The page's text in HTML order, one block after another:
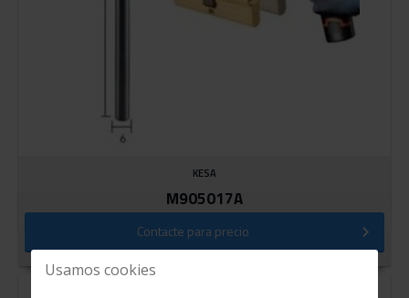
KESA
M905017A
Contacte para precio
Usamos cookies